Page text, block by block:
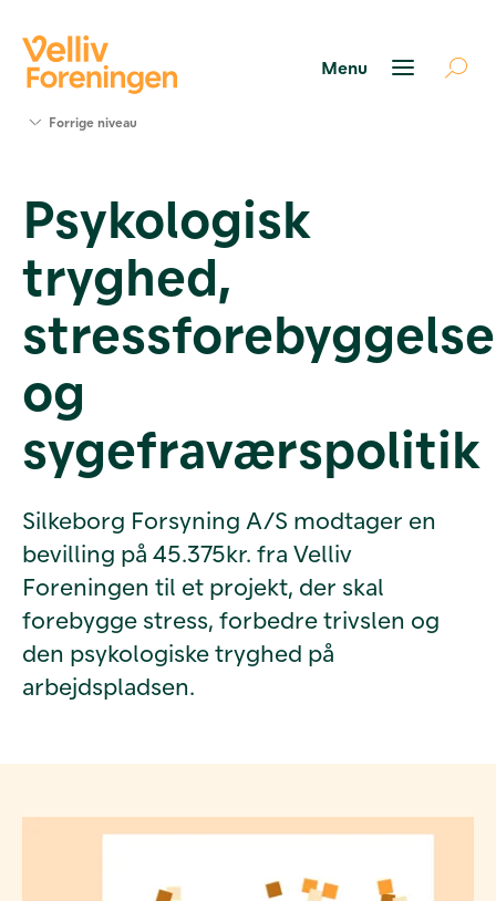
Værktøjer
og viden
Om Velliv
Foreningen
Kontakt
os
Forrige niveau
Psykologisk
tryghed,
stressforebyggelse
og
sygefraværspolitik
Silkeborg Forsyning A/S modtager en
bevilling på 45.375kr. fra Velliv
Foreningen til et projekt, der skal
forebygge stress, forbedre trivslen og
den psykologiske tryghed på
arbejdspladsen.